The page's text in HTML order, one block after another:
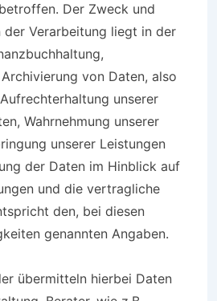
Der Zweck und
der Verarbeitung liegt in der
von Daten, also
unserer
Wahrnehmung unserer
unserer Leistungen
der Daten im Hinblick auf
und die vertragliche
den, bei diesen
genannten Angaben.
übermitteln hierbei Daten